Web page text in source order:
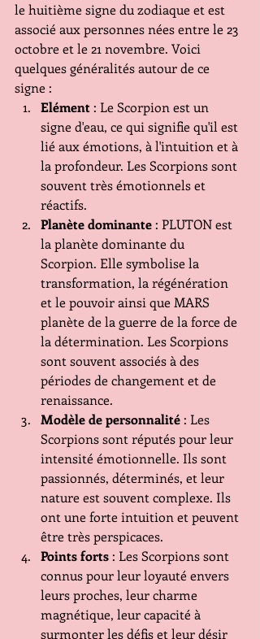
le huitième signe du zodiaque et est
associé aux personnes nées entre le 23
octobre et le 21 novembre. Voici
quelques généralités autour de ce
signe :
Elément : Le Scorpion est un
signe d'eau, ce qui signifie qu'il est
lié aux émotions, à l'intuition et à
la profondeur. Les Scorpions sont
souvent très émotionnels et
réactifs.
Planète dominante : PLUTON est
la planète dominante du
Scorpion. Elle symbolise la
transformation, la régénération
et le pouvoir ainsi que MARS
planète de la guerre de la force de
la détermination. Les Scorpions
sont souvent associés à des
périodes de changement et de
renaissance.
Modèle de personnalité : Les
Scorpions sont réputés pour leur
intensité émotionnelle. Ils sont
passionnés, déterminés, et leur
nature est souvent complexe. Ils
ont une forte intuition et peuvent
être très perspicaces.
Points forts : Les Scorpions sont
connus pour leur loyauté envers
leurs proches, leur charme
magnétique, leur capacité à
surmonter les défis et leur désir